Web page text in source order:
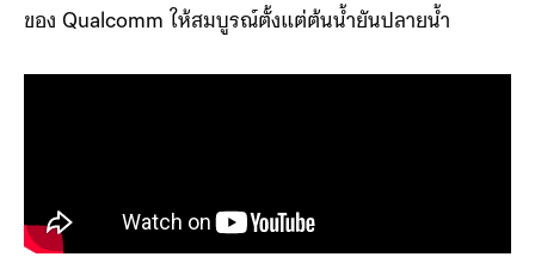
สำหรับศูนย์ข้อมูลในชื่อ Dragonfly ซึ่งเป็นชิปสำหรับ Data